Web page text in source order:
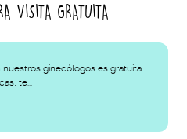
VISITA GRATUITA
ginecólogos es gratuita.
te...